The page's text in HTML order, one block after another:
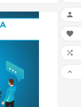



